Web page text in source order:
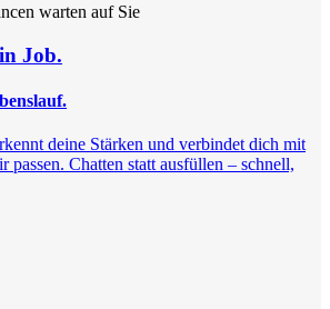
warten auf Sie
Job.
deine Stärken und verbindet dich mit
passen. Chatten statt ausfüllen – schnell,